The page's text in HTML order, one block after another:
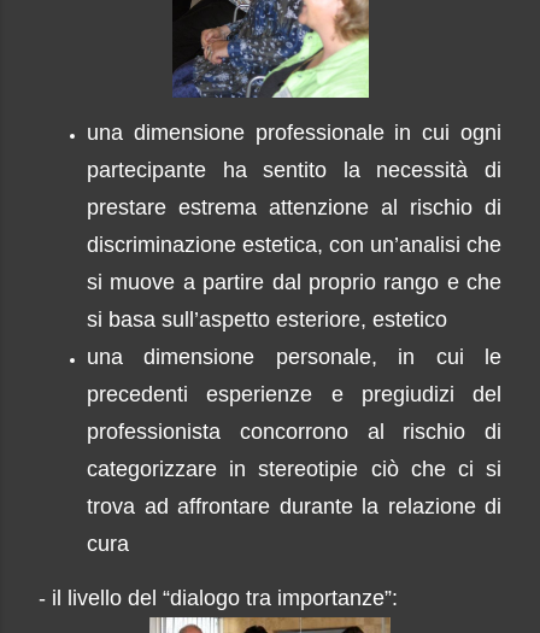
una dimensione professionale in cui ogni
partecipante ha sentito la necessità di
prestare estrema attenzione al rischio di
discriminazione estetica, con un’analisi che
si muove a partire dal proprio rango e che
si basa sull’aspetto esteriore, estetico
una dimensione personale, in cui le
precedenti esperienze e pregiudizi del
professionista concorrono al rischio di
categorizzare in stereotipie ciò che ci si
trova ad affrontare durante la relazione di
cura
- il livello del “dialogo tra importanze”: